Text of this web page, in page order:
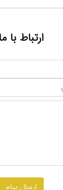
ارتباط با ما